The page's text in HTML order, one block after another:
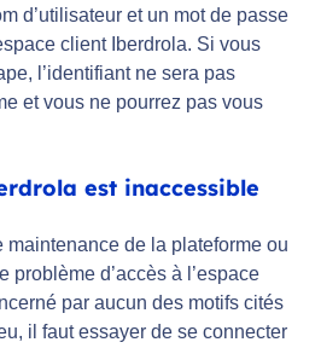
d’utilisateur et un mot de passe
client Iberdrola. Si vous
l’identifiant ne sera pas
et vous ne pourrez pas vous
est inaccessible
maintenance de la plateforme ou
problème d’accès à l’espace
par aucun des motifs cités
il faut essayer de se connecter